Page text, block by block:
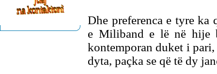
Dhe preferenca e tyre ka
e Miliband e lë në hije
kontemporan duket i
dyta, paçka se që të dy